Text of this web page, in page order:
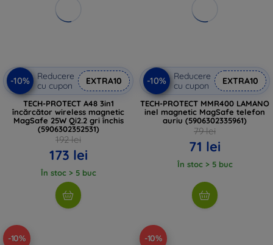
-10%
Reducere
cu cupon
EXTRA10
TECH-PROTECT A48 3in1
încărcător wireless magnetic
MagSafe 25W Qi2.2 gri închis
(5906302352531)
192 lei
173 lei
În stoc > 5 buc
-10%
Reducere
cu cupon
EXTRA10
TECH-PROTECT MMR400 LAMANO
inel magnetic MagSafe telefon
auriu (5906302335961)
79 lei
71 lei
În stoc > 5 buc
-10% -10%